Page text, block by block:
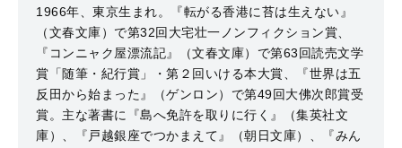
1966年、東京生まれ。『転がる香港に苔は生えない』
（文春文庫）で第32回大宅壮一ノンフィクション賞、
『コンニャク屋漂流記』（文春文庫）で第63回読売文学
賞「随筆・紀行賞」・第２回いける本大賞、『世界は五
反田から始まった』（ゲンロン）で第49回大佛次郎賞受
賞。主な著書に『島へ免許を取りに行く』（集英社文
庫）、『戸越銀座でつかまえて』（朝日文庫）、『みん